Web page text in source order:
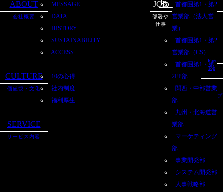
ABOUT
会社概要
MESSAGE
DATA
HISTORY
SUSTAINABILITY
ACCESS
CULTURE
価値観・文化
10の心得
社内制度
福利厚生
SERVICE
サービス内容
JOB
部署や
仕事
首都圏第1・第2
営業部（法人営
業）
首都圏第1・第2
営業部（CS）
首都圏第1・第
2EP部
関西・中部営業
部
九州・北海道営
業部
マーケティング
部
事業開発部
システム開発部
人事戦略部
Page
Top